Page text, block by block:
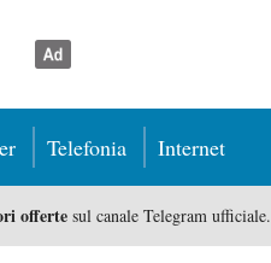
Telefonia Internet
offertesul canale Telegram ufficiale.